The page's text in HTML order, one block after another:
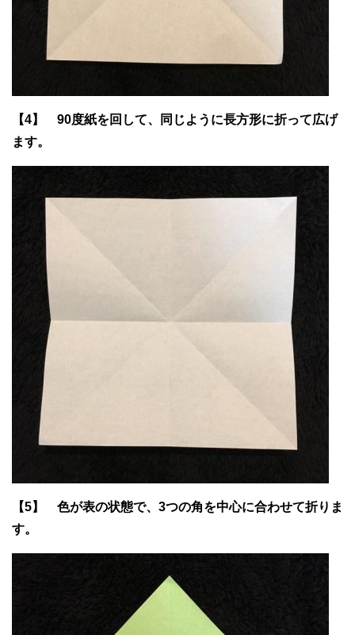
【4】 90度紙を回して、同じように長方形に折って広げ
ます。
【5】 色が表の状態で、3つの角を中心に合わせて折りま
す。